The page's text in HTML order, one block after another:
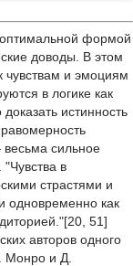
формой
доводы. В этом
чувствам и эмоциям
в логике как
истинность
весьма сильное
"Чувства в
страстями и
одновременно как
51]
авторов одного
Монро и Д.